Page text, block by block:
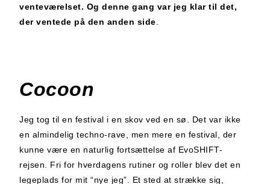
venteværelset. Og denne gang var jeg klar til det,
der ventede på den anden side
Cocoon
Jeg tog til en festival i en skov ved en sø. Det var ikke
en almindelig techno-rave, men mere en festival, der
kunne være en naturlig fortsættelse af EvoSHIFT-
rejsen. Fri for hverdagens rutiner og roller blev det en
legeplads for mit “nye jeg”. Et sted at strække sig,